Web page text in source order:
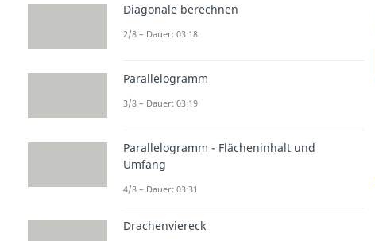
Diagonale berechnen
2/8 – Dauer: 03:18
Parallelogramm
3/8 – Dauer: 03:19
Parallelogramm - Flächeninhalt und
Umfang
4/8 – Dauer: 03:31
Drachenviereck